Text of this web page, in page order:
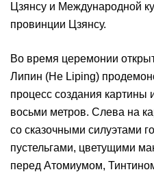
Цзянсу и Международной
провинции Цзянсу.
Во время церемонии
Липин (He Liping)
процесс создания картины
восьми метров. Слева на
со сказочными силуэтами
пустельгами, цветущими
перед Атомиумом,